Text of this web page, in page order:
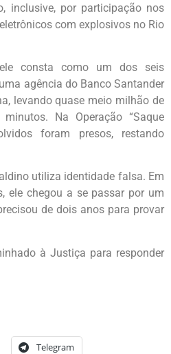
inclusive, por participação nos
com explosivos no Rio
consta como um dos seis
agência do Banco Santander
levando quase meio milhão de
Na Operação “Saque
foram presos, restando
utiliza identidade falsa. Em
ele chegou a se passar por um
de dois anos para provar
à Justiça para responder
Telegram